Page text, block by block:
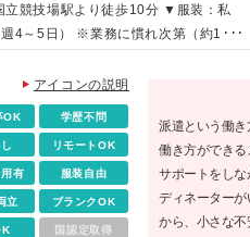
立競技場駅より徒歩10分 ▼服装：私
4～5日） ※業務に慣れ次第（約1～2
出社の相談もあります（多くて週1
禁煙
アイコンの説明
OK 学歴不問
リモートOK
有 服装自由
立 ブランクOK
国認定取得
派遣という働
働き方ができ
サポートをし
ディネーター
から、小さな不